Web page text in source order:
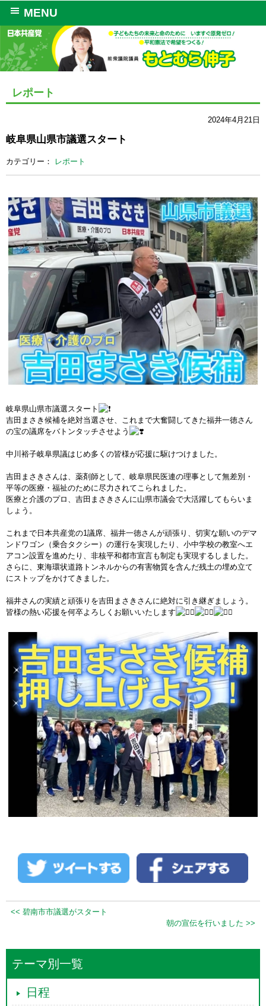
MENU
レポート
2024年4月21日
岐阜県山県市議選スタート
カテゴリー： レポート
岐阜県山県市議選スタート
吉田まさき候補を絶対当選させ、これまで大奮闘してきた福井一徳さん
の宝の議席をバトンタッチさせよう
中川裕子岐阜県議はじめ多くの皆様が応援に駆けつけました。
吉田まさきさんは、薬剤師として、岐阜県民医連の理事として無差別・
平等の医療・福祉のために尽力されてこられました。
医療と介護のプロ、吉田まさきさんに山県市議会で大活躍してもらいま
しょう。
これまで日本共産党の1議席、福井一徳さんが頑張り、切実な願いのデマ
ンドワゴン（乗合タクシー）の運行を実現したり、小中学校の教室へエ
アコン設置を進めたり、非核平和都市宣言も制定も実現するしました。
さらに、東海環状道路トンネルからの有害物質を含んだ残土の埋め立て
にストップをかけてきました。
福井さんの実績と頑張りを吉田まさきさんに絶対に引き継ぎましょう。
皆様の熱い応援を何卒よろしくお願いいたします
<< 碧南市市議選がスタート
朝の宣伝を行いました >>
テーマ別一覧
日程